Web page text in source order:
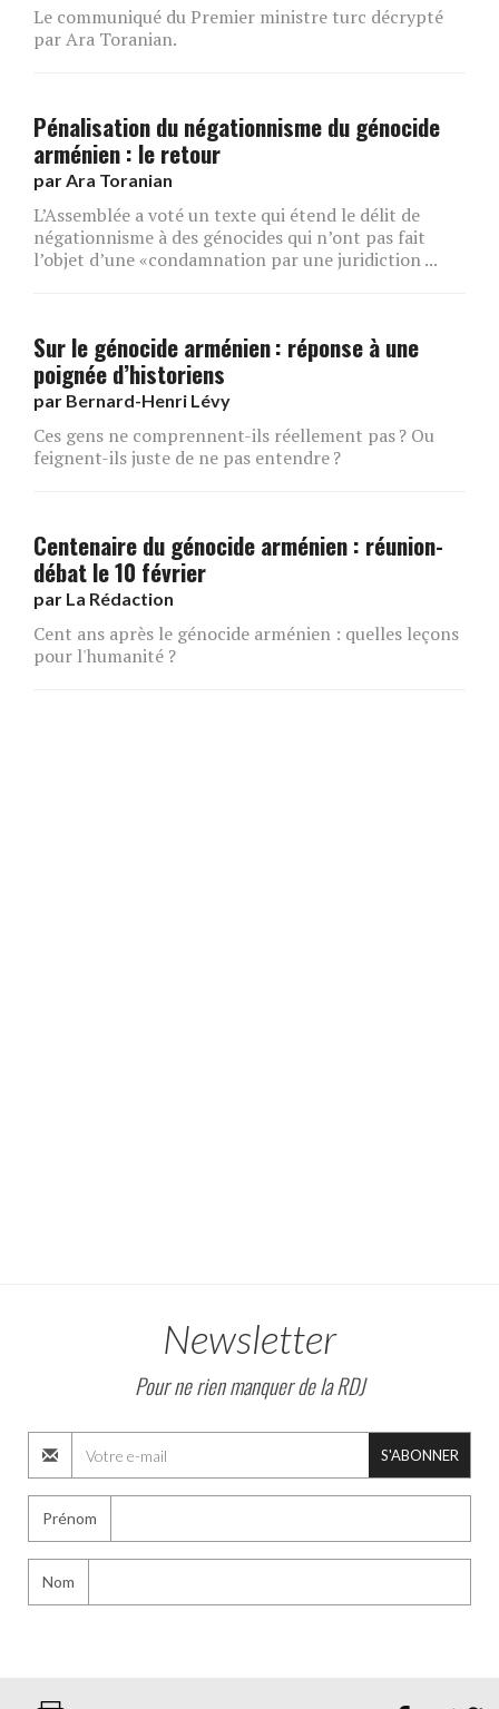
Le communiqué du Premier ministre turc décrypté
par Ara Toranian.
Pénalisation du négationnisme du génocide
arménien : le retour
parAra Toranian
L’Assemblée a voté un texte qui étend le délit de
négationnisme à des génocides qui n’ont pas fait
l’objet d’une «condamnation par une juridiction ...
Sur le génocide arménien : réponse à une
poignée d’historiens
par Bernard-Henri Lévy
Ces gens ne comprennent-ils réellement pas ? Ou
feignent-ils juste de ne pas entendre ?
Centenaire​ du génocide arménien : réunion-
débat le 10 février
par La Rédaction
Cent ans après le génocide arménien : quelles leçons
pour l'humanité ?
Newsletter
Pour ne rien manquer de la RDJ
S'ABONNER
Prénom
Nom